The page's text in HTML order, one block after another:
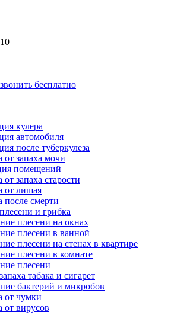
бесплатно
кулера
автомобиля
после туберкулеза
от запаха мочи
помещений
запаха старости
от лишая
после смерти
и грибка
плесени на окнах
плесени в ванной
плесени на стенах в квартире
плесени в комнате
плесени
табака и сигарет
бактерий и микробов
от чумки
от вирусов